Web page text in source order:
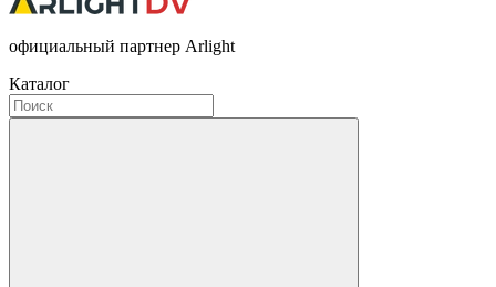
официальный партнер Arlight
Каталог